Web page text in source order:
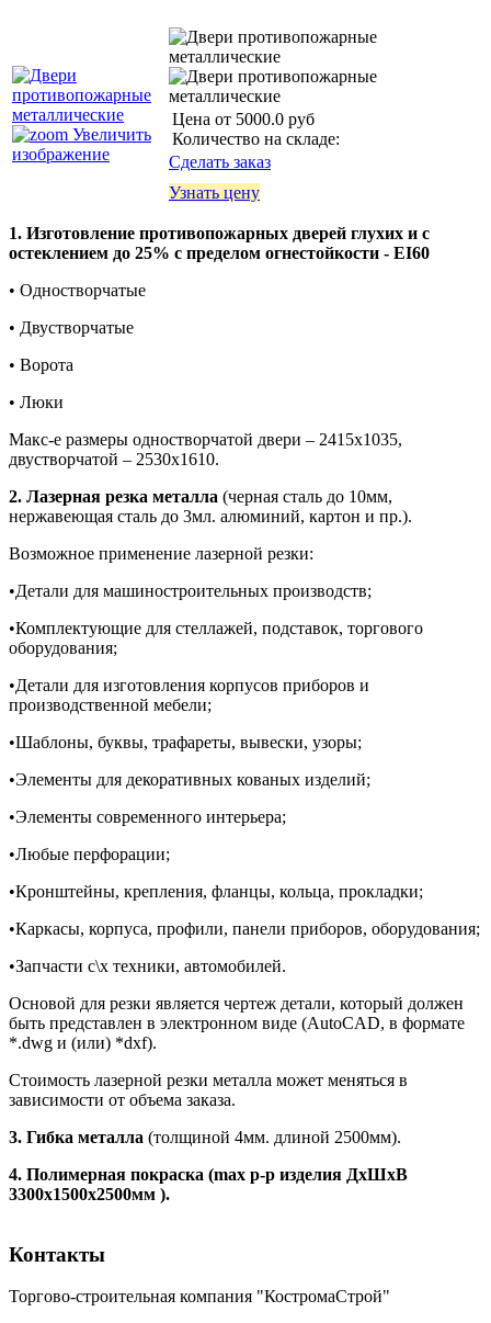
Увеличить
изображение
Цена от 5000.0 руб
Количество на складе:
Сделать заказ
Узнать цену
1. Изготовление противопожарных дверей глухих и с
остеклением до 25% с пределом огнестойкости - EI60
• Одностворчатые
• Двустворчатые
• Ворота
• Люки
Макс-е размеры одностворчатой двери – 2415х1035,
двустворчатой – 2530х1610.
2. Лазерная резка металла (черная сталь до 10мм,
нержавеющая сталь до 3мл. алюминий, картон и пр.).
Возможное применение лазерной резки:
•Детали для машиностроительных производств;
•Комплектующие для стеллажей, подставок, торгового
оборудования;
•Детали для изготовления корпусов приборов и
производственной мебели;
•Шаблоны, буквы, трафареты, вывески, узоры;
•Элементы для декоративных кованых изделий;
•Элементы современного интерьера;
•Любые перфорации;
•Кронштейны, крепления, фланцы, кольца, прокладки;
•Каркасы, корпуса, профили, панели приборов, оборудования;
•Запчасти с\х техники, автомобилей.
Основой для резки является чертеж детали, который должен
быть представлен в электронном виде (AutoCAD, в формате
*.dwg и (или) *dxf).
Стоимость лазерной резки металла может меняться в
зависимости от объема заказа.
3. Гибка металла (толщиной 4мм. длиной 2500мм).
4. Полимерная покраска (max р-р изделия ДхШхВ
3300х1500х2500мм ).
Контакты
Торгово-строительная компания "КостромаСтрой"